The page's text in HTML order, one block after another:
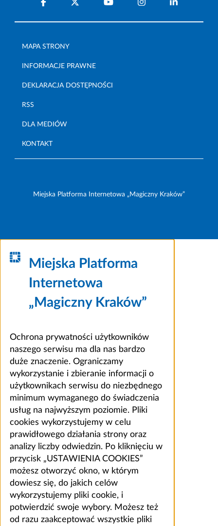
MAPA STRONY
INFORMACJE PRAWNE
DEKLARACJA DOSTĘPNOŚCI
RSS
DLA MEDIÓW
KONTAKT
Miejska Platforma Internetowa „Magiczny Kraków”
Miejska Platforma
Internetowa
„Magiczny Kraków”
Ochrona prywatności użytkowników
naszego serwisu ma dla nas bardzo
duże znaczenie. Ograniczamy
wykorzystanie i zbieranie informacji o
użytkownikach serwisu do niezbędnego
minimum wymaganego do świadczenia
usług na najwyższym poziomie. Pliki
cookies wykorzystujemy w celu
prawidłowego działania strony oraz
analizy liczby odwiedzin. Po kliknięciu w
przycisk „USTAWIENIA COOKIES”
możesz otworzyć okno, w którym
dowiesz się, do jakich celów
wykorzystujemy pliki cookie, i
potwierdzić swoje wybory. Możesz też
od razu zaakceptować wszystkie pliki